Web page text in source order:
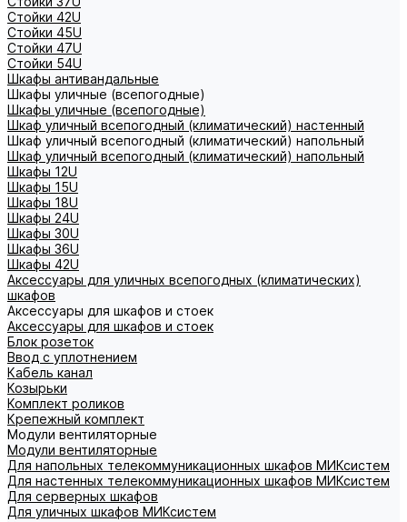
Стойки 42U
Стойки 45U
Стойки 47U
Стойки 54U
Шкафы антивандальные
Шкафы уличные (всепогодные)
Шкафы уличные (всепогодные)
Шкаф уличный всепогодный (климатический) настенный
Шкаф уличный всепогодный (климатический) напольный
Шкаф уличный всепогодный (климатический) напольный
Шкафы 12U
Шкафы 15U
Шкафы 18U
Шкафы 24U
Шкафы 30U
Шкафы 36U
Шкафы 42U
Аксессуары для уличных всепогодных (климатических)
шкафов
Аксессуары для шкафов и стоек
Аксессуары для шкафов и стоек
Блок розеток
Ввод с уплотнением
Кабель канал
Козырьки
Комплект роликов
Крепежный комплект
Модули вентиляторные
Модули вентиляторные
Для напольных телекоммуникационных шкафов МИКсистем
Для настенных телекоммуникационных шкафов МИКсистем
Для серверных шкафов
Для уличных шкафов МИКсистем